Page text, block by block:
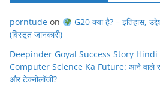
porntude on
G20 क्या है? – इतिहास,
(विस्तृत जानकारी)
Deepinder Goyal Success Story
Computer Science Ka Future: आने वाले
और टेक्नोलॉजी?